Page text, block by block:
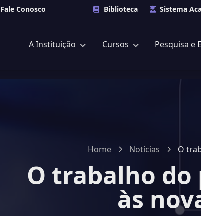
Fale Conosco Biblioteca Sistema
A Instituição Cursos Pesquisa e
Home Notícias O
O trabalho
às